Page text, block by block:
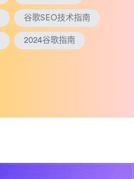
谷歌SEO技术指南
2024谷歌指南